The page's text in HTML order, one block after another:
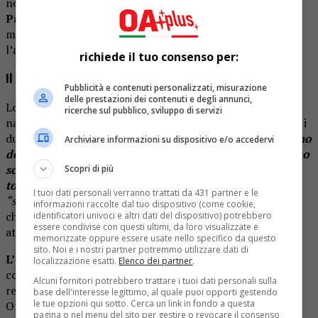
Path
Ralph MacDonald. Il risultato è una traccia
magnetica, pensata per far ballare e trasportare
l’ascoltatore in una dimensione quasi mistica.
Il feat di Jova con
Lorenzo Cherubini ha raccontato che l’idea del brano è
nata dietro le quinte di un suo concerto a Milano, quando i
due producer gli hanno fatto ascoltare una base:“Il giorno
dopo gli ho mandato un vocale con la canzone che ci ho
scritto sopra e via. In un paio di session negli hotel del
tour abbiamo costruito il pezzo” . Il titolo richiama il
“sentimento oceanico”, un’esperienza emotiva profonda
che, secondo Jovanotti, si può raggiungere anche
attraverso la danza estatica.
L’artworkdel singolo è un omaggio visivo alla celebre
copertina di3 Feet High and Risingdei De La Soul,
reinterpretata da Toby Mott e il collettivo The Grey
Organisation.
richiede il tuo consenso per:
Pubblicità e contenuti personalizzati, misurazione
delle prestazioni dei contenuti e degli annunci,
ricerche sul pubblico, sviluppo di servizi
Archiviare informazioni su dispositivo e/o accedervi
Scopri di più
I tuoi dati personali verranno trattati da 431 partner e le
informazioni raccolte dal tuo dispositivo (come cookie,
identificatori univoci e altri dati del dispositivo) potrebbero
essere condivise con questi ultimi, da loro visualizzate e
memorizzate oppure essere usate nello specifico da questo
sito. Noi e i nostri partner potremmo utilizzare dati di
localizzazione esatti. Elenco dei partner.
Alcuni fornitori potrebbero trattare i tuoi dati personali sulla
base dell'interesse legittimo, al quale puoi opporti gestendo
le tue opzioni qui sotto. Cerca un link in fondo a questa
pagina o nel menu del sito per gestire o revocare il consenso